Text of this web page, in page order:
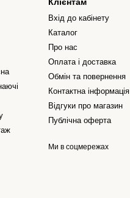
Вхід до кабінету
Каталог
Про нас
Оплата і доставка
Обмін та повернення
Контактна інформація
Відгуки про магазин
Публічна оферта
Ми в соцмережах